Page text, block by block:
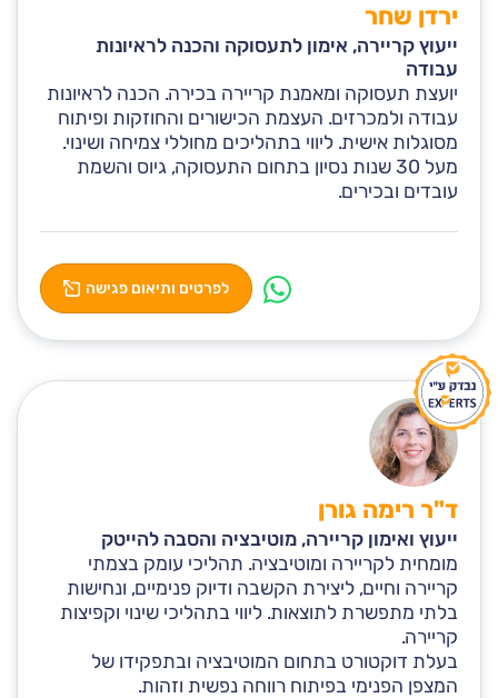
ירדן שחר
ייעוץ קריירה, אימון לתעסוקה והכנה לראיונות
עבודה
יועצת תעסוקה ומאמנת קריירה בכירה. הכנה לראיונות
עבודה ולמכרזים. העצמת הכישורים והחוזקות ופיתוח
מסוגלות אישית. ליווי בתהליכים מחוללי צמיחה ושינוי.
מעל 30 שנות נסיון בתחום התעסוקה, גיוס והשמת
עובדים ובכירים.
לפרטים ותיאום פגישה
ד"ר רימה גורן
ייעוץ ואימון קריירה, מוטיבציה והסבה להייטק
מומחית לקריירה ומוטיבציה. תהליכי עומק בצמתי
קריירה וחיים, ליצירת הקשבה ודיוק פנימיים, ונחישות
בלתי מתפשרת לתוצאות. ליווי בתהליכי שינוי וקפיצות
קריירה.
בעלת דוקטורט בתחום המוטיבציה ובתפקידו של
המצפן הפנימי בפיתוח רווחה נפשית וזהות.